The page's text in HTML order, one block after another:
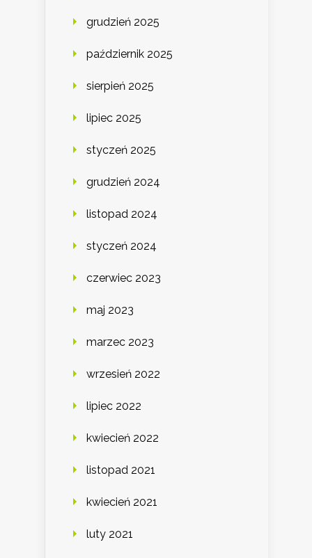
grudzień 2025
październik 2025
sierpień 2025
lipiec 2025
styczeń 2025
grudzień 2024
listopad 2024
styczeń 2024
czerwiec 2023
maj 2023
marzec 2023
wrzesień 2022
lipiec 2022
kwiecień 2022
listopad 2021
kwiecień 2021
luty 2021